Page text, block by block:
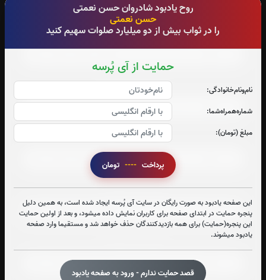
روح یادبود شادروان حسن نعمتی
حسن نعمتی
را در ثواب بیش از دو میلیارد صلوات سهیم کنید
حمایت از آی پُرسه
نام‌و‌نام‌خانوادگی:
شماره‌همراه‌شما:
مبلغ (تومان):
پرداخت ----
این صفحه یادبود به صورت رایگان در سایت آی پُرسه ایجاد شده است، به همین دلیل
پنجره حمایت در ابتدای صفحه برای کاربران نمایش داده میشود، و بعد از اولین حمایت
این پنجره(حمایت) برای همه بازدیدکنندگان حذف خواهد شد و مستقیما وارد صفحه
یادبود میشوند.
قصد حمایت ندارم - ورود به صفحه یادبود
صوت جزء شماره 2
صوت جزء شماره 3
صوت جزء شماره 4
صوت جزء شماره 5